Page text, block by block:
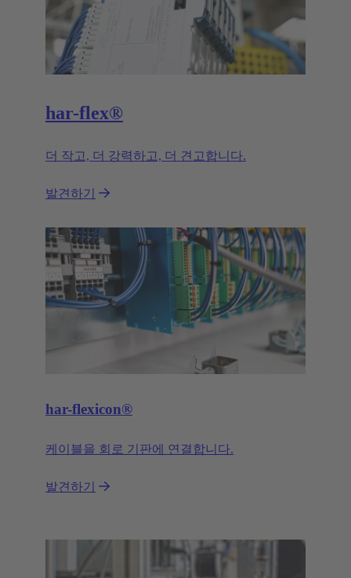
har-flex®
더 작고, 더 강력하고, 더 견고합니다.
발견하기
har-flexicon®
케이블을 회로 기판에 연결합니다.
발견하기